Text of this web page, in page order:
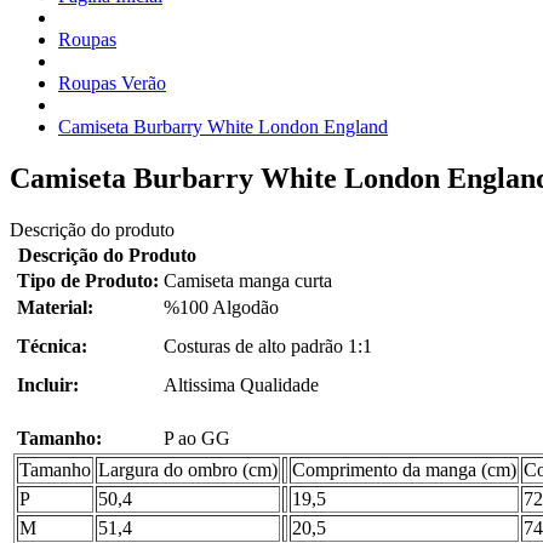
Roupas
Roupas Verão
Camiseta Burbarry White London England
Camiseta Burbarry White London
Descrição do produto
Descrição do Produto
Tipo de Produto: Camiseta manga curta
Material:
%100 Algodão
Técnica:
Costuras de alto padrão 1:1
Incluir:
Altissima Qualidade
Tamanho:
P ao GG
Tamanho Largura do ombro (cm) Comprimento da manga (cm)
P
50,4 19,5
72
M
51,4 20,5
74